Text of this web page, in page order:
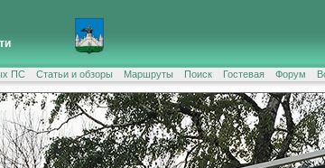
ПС Статьи и обзоры Маршруты Поиск Гостевая Форум